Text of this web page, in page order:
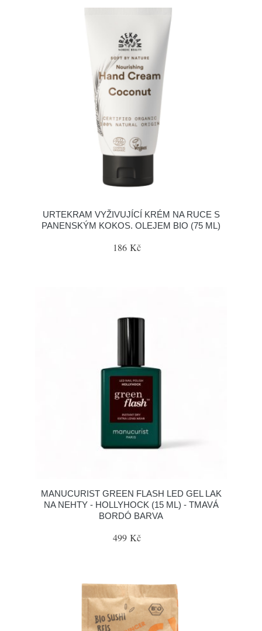
URTEKRAM VYŽIVUJÍCÍ KRÉM NA RUCE S
PANENSKÝM KOKOS. OLEJEM BIO (75 ML)
186 Kč
MANUCURIST GREEN FLASH LED GEL LAK
NA NEHTY - HOLLYHOCK (15 ML) - TMAVÁ
BORDÓ BARVA
499 Kč